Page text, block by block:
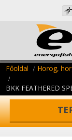
Főoldal Horog,
BKK FEATHERED